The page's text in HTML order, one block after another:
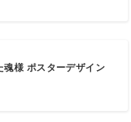
魂様 ポスターデザイン